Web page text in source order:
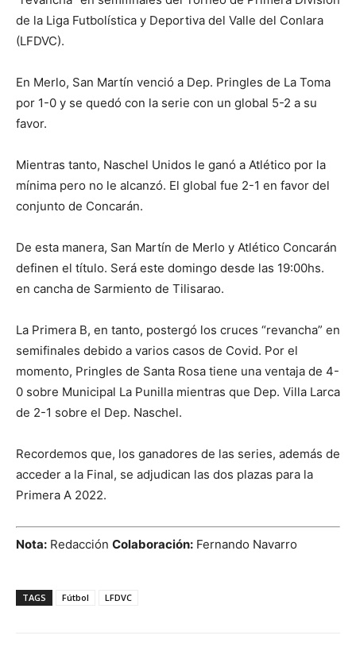
de la Liga Futbolística y Deportiva del Valle del Conlara
(LFDVC).
En Merlo, San Martín venció a Dep. Pringles de La Toma
por 1-0 y se quedó con la serie con un global 5-2 a su
favor.
Mientras tanto, Naschel Unidos le ganó a Atlético por la
mínima pero no le alcanzó. El global fue 2-1 en favor del
conjunto de Concarán.
De esta manera, San Martín de Merlo y Atlético Concarán
definen el título. Será este domingo desde las 19:00hs.
en cancha de Sarmiento de Tilisarao.
La Primera B, en tanto, postergó los cruces “revancha” en
semifinales debido a varios casos de Covid. Por el
momento, Pringles de Santa Rosa tiene una ventaja de 4-
0 sobre Municipal La Punilla mientras que Dep. Villa Larca
de 2-1 sobre el Dep. Naschel.
Recordemos que, los ganadores de las series, además de
acceder a la Final, se adjudican las dos plazas para la
Primera A 2022.
Nota: Redacción Colaboración: Fernando Navarro
TAGS Fútbol LFDVC